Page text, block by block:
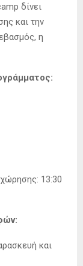
δίνει
και την
η
13:30
και